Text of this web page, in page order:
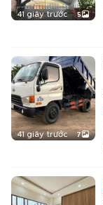
41 giây trước 5
41 giây trước 7